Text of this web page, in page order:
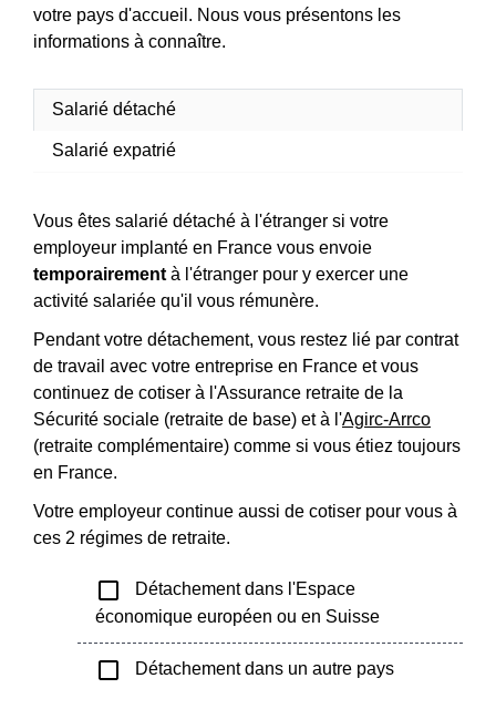
votre pays d'accueil. Nous vous présentons les
informations à connaître.
Salarié détaché
Salarié expatrié
Vous êtes salarié détaché à l'étranger si votre
employeur implanté en France vous envoie
temporairement à l'étranger pour y exercer une
activité salariée qu'il vous rémunère.
Pendant votre détachement, vous restez lié par contrat
de travail avec votre entreprise en France et vous
continuez de cotiser à l'Assurance retraite de la
Sécurité sociale (retraite de base) et à l'Agirc-Arrco
(retraite complémentaire) comme si vous étiez toujours
en France.
Votre employeur continue aussi de cotiser pour vous à
ces 2 régimes de retraite.
check_box_outline_blank
Détachement dans l'Espace
économique européen ou en Suisse
check_box_outline_blank Détachement dans un autre pays